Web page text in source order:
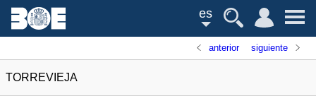
es
anterior siguiente
TORREVIEJA